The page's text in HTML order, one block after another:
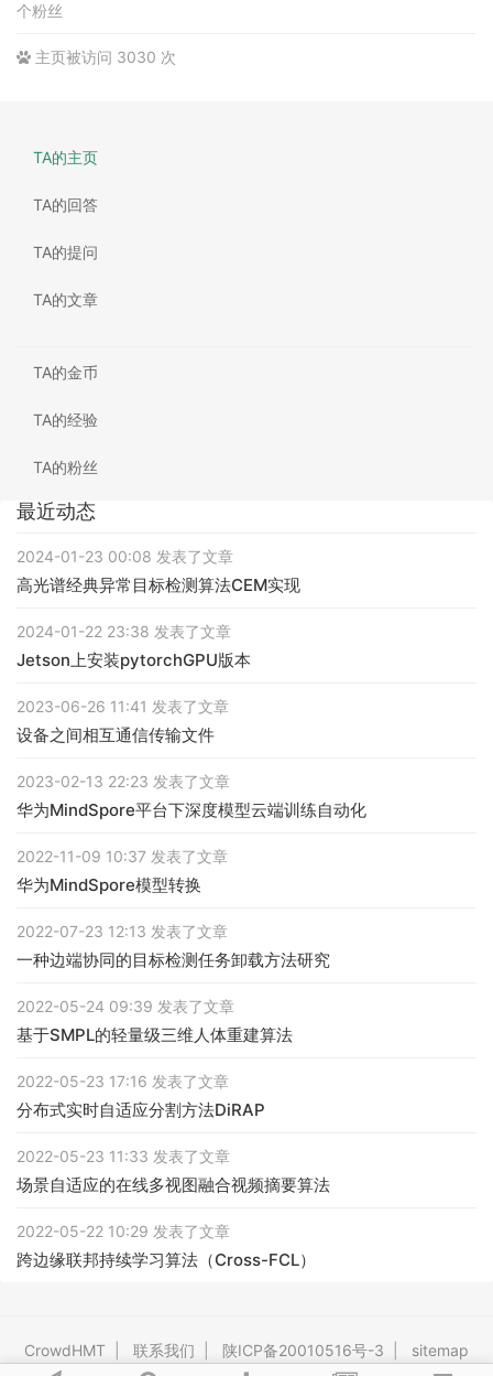
个粉丝
主页被访问 3030 次
TA的主页
TA的回答
TA的提问
TA的文章
TA的金币
TA的经验
TA的粉丝
最近动态
2024-01-23 00:08 发表了文章
高光谱经典异常目标检测算法CEM实现
2024-01-22 23:38 发表了文章
Jetson上安装pytorchGPU版本
2023-06-26 11:41 发表了文章
设备之间相互通信传输文件
2023-02-13 22:23 发表了文章
华为MindSpore平台下深度模型云端训练自动化
2022-11-09 10:37 发表了文章
华为MindSpore模型转换
2022-07-23 12:13 发表了文章
一种边端协同的目标检测任务卸载方法研究
2022-05-24 09:39 发表了文章
基于SMPL的轻量级三维人体重建算法
2022-05-23 17:16 发表了文章
分布式实时自适应分割方法DiRAP
2022-05-23 11:33 发表了文章
场景自适应的在线多视图融合视频摘要算法
2022-05-22 10:29 发表了文章
跨边缘联邦持续学习算法（Cross-FCL）
CrowdHMT 联系我们 陕ICP备20010516号-3 sitemap